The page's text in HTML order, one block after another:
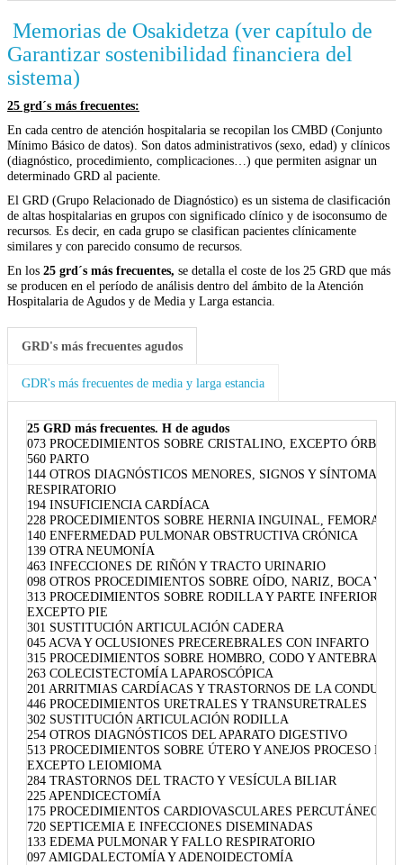
Memorias de Osakidetza (ver capítulo de
Garantizar sostenibilidad financiera del
sistema)
25 grd´s más frecuentes:
En cada centro de atención hospitalaria se recopilan los CMBD (Conjunto
Mínimo Básico de datos). Son datos administrativos (sexo, edad) y clínicos
(diagnóstico, procedimiento, complicaciones…) que permiten asignar un
determinado GRD al paciente.
El GRD (Grupo Relacionado de Diagnóstico) es un sistema de clasificación
de altas hospitalarias en grupos con significado clínico y de isoconsumo de
recursos. Es decir, en cada grupo se clasifican pacientes clínicamente
similares y con parecido consumo de recursos.
En los 25 grd´s más frecuentes, se detalla el coste de los 25 GRD que más
se producen en el período de análisis dentro del ámbito de la Atención
Hospitalaria de Agudos y de Media y Larga estancia.
GRD's más frecuentes agudos
GDR's más frecuentes de media y larga estancia
25 GRD más frecuentes. H de agudos
073 PROCEDIMIENTOS SOBRE CRISTALINO, EXCEPTO ÓRBITA
560 PARTO
144 OTROS DIAGNÓSTICOS MENORES, SIGNOS Y SÍNTOMAS
RESPIRATORIO
194 INSUFICIENCIA CARDÍACA
228 PROCEDIMIENTOS SOBRE HERNIA INGUINAL, FEMORAL
140 ENFERMEDAD PULMONAR OBSTRUCTIVA CRÓNICA
139 OTRA NEUMONÍA
463 INFECCIONES DE RIÑÓN Y TRACTO URINARIO
098 OTROS PROCEDIMIENTOS SOBRE OÍDO, NARIZ, BOCA Y
313 PROCEDIMIENTOS SOBRE RODILLA Y PARTE INFERIOR
EXCEPTO PIE
301 SUSTITUCIÓN ARTICULACIÓN CADERA
045 ACVA Y OCLUSIONES PRECEREBRALES CON INFARTO
315 PROCEDIMIENTOS SOBRE HOMBRO, CODO Y ANTEBRAZO
263 COLECISTECTOMÍA LAPAROSCÓPICA
201 ARRITMIAS CARDÍACAS Y TRASTORNOS DE LA
446 PROCEDIMIENTOS URETRALES Y TRANSURETRALES
302 SUSTITUCIÓN ARTICULACIÓN RODILLA
254 OTROS DIAGNÓSTICOS DEL APARATO DIGESTIVO
513 PROCEDIMIENTOS SOBRE ÚTERO Y ANEJOS PROCESO NO
EXCEPTO LEIOMIOMA
284 TRASTORNOS DEL TRACTO Y VESÍCULA BILIAR
225 APENDICECTOMÍA
175 PROCEDIMIENTOS CARDIOVASCULARES PERCUTÁNEOS
720 SEPTICEMIA E INFECCIONES DISEMINADAS
133 EDEMA PULMONAR Y FALLO RESPIRATORIO
097 AMIGDALECTOMÍA Y ADENOIDECTOMÍA